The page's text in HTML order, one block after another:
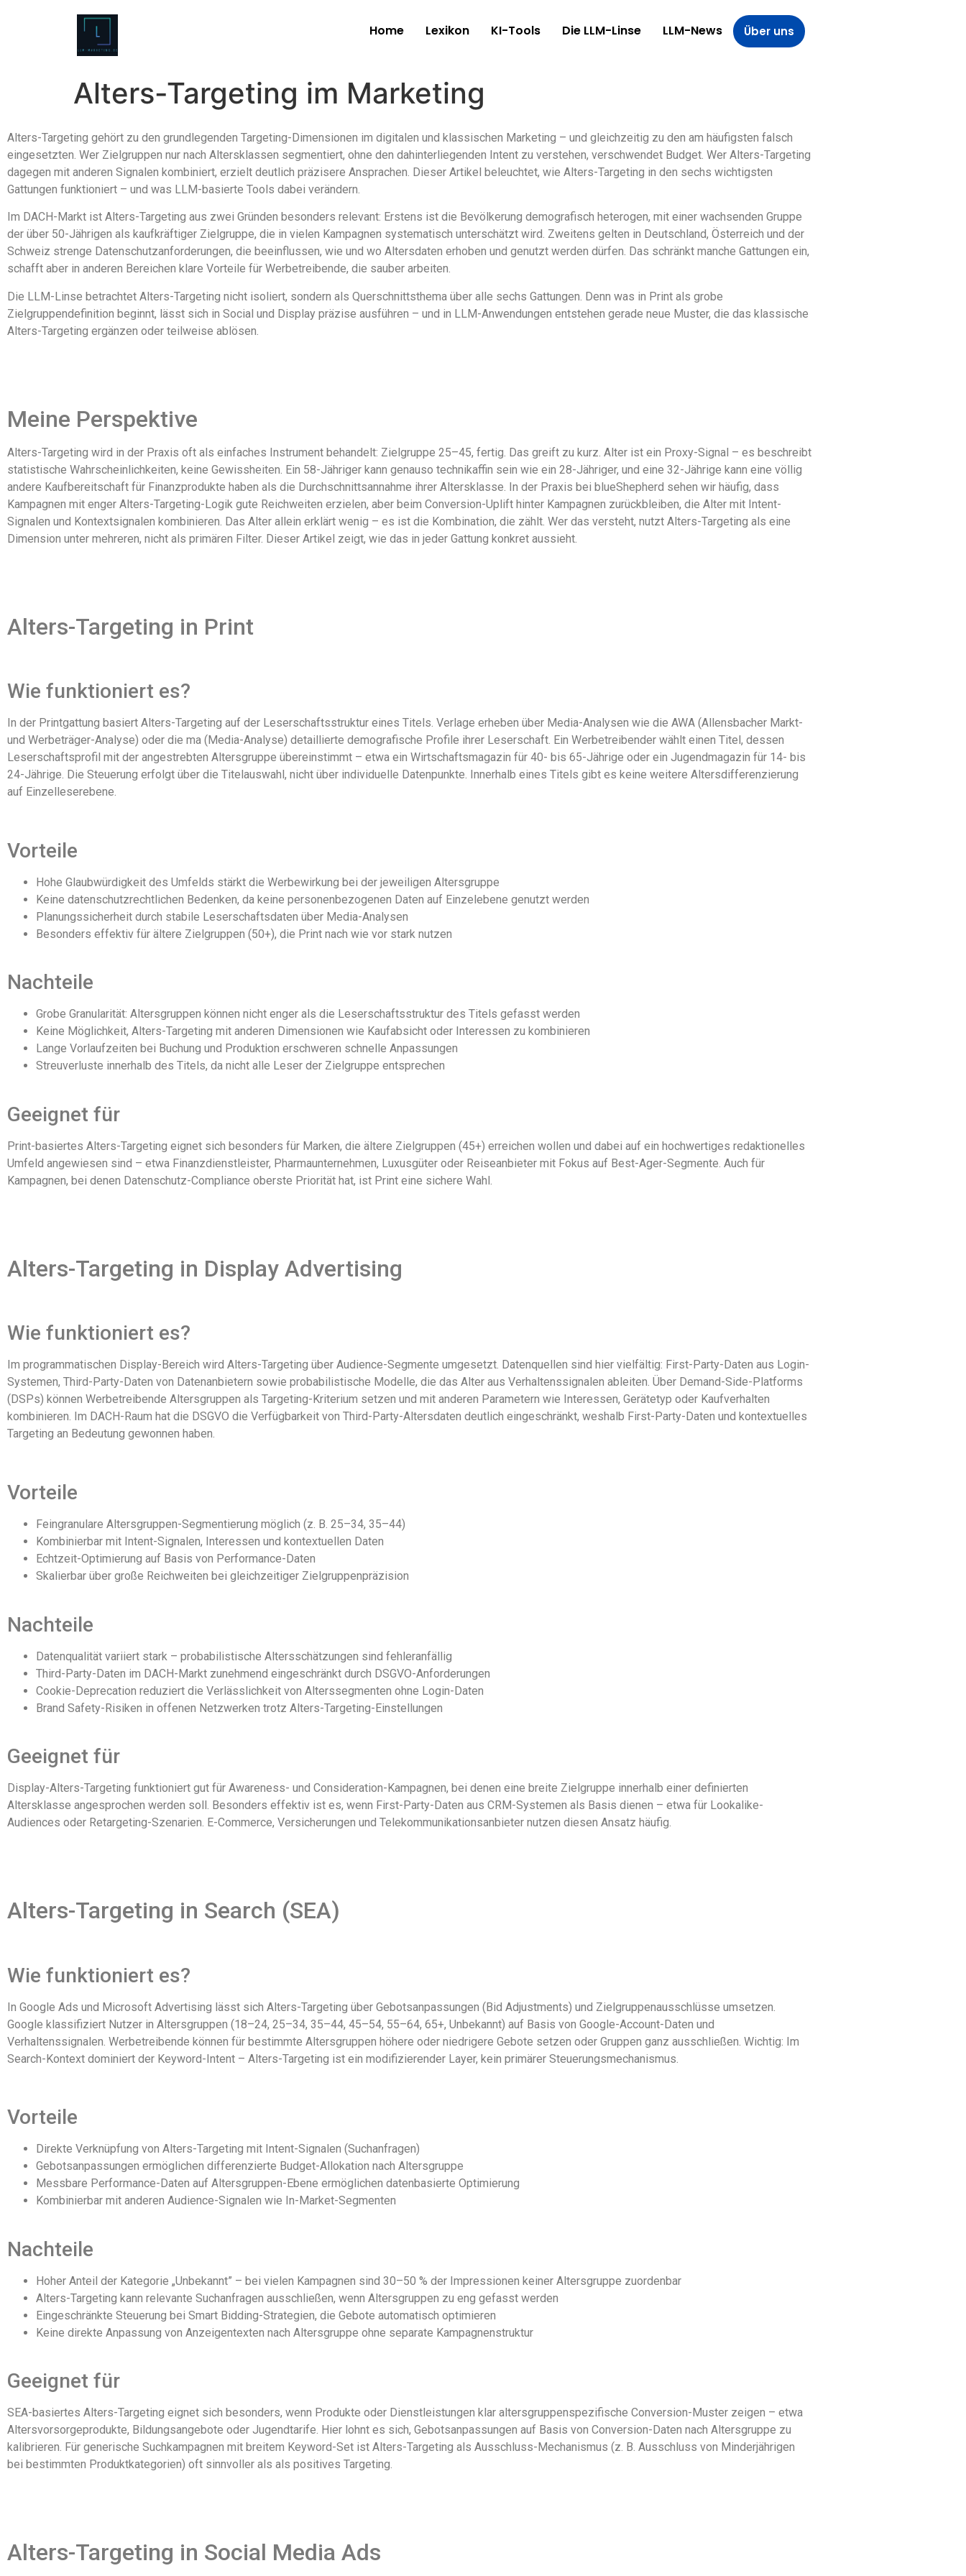
Home Lexikon KI-Tools Die LLM-Linse LLM-News Über uns
Alters-Targeting im Marketing
Alters-Targeting gehört zu den grundlegenden Targeting-Dimensionen im digitalen und klassischen Marketing – und gleichzeitig zu den am häufigsten falsch
eingesetzten. Wer Zielgruppen nur nach Altersklassen segmentiert, ohne den dahinterliegenden Intent zu verstehen, verschwendet Budget. Wer Alters-Targeting
dagegen mit anderen Signalen kombiniert, erzielt deutlich präzisere Ansprachen. Dieser Artikel beleuchtet, wie Alters-Targeting in den sechs wichtigsten
Gattungen funktioniert – und was LLM-basierte Tools dabei verändern.
Im DACH-Markt ist Alters-Targeting aus zwei Gründen besonders relevant: Erstens ist die Bevölkerung demografisch heterogen, mit einer wachsenden Gruppe
der über 50-Jährigen als kaufkräftiger Zielgruppe, die in vielen Kampagnen systematisch unterschätzt wird. Zweitens gelten in Deutschland, Österreich und der
Schweiz strenge Datenschutzanforderungen, die beeinflussen, wie und wo Altersdaten erhoben und genutzt werden dürfen. Das schränkt manche Gattungen ein,
schafft aber in anderen Bereichen klare Vorteile für Werbetreibende, die sauber arbeiten.
Die LLM-Linse betrachtet Alters-Targeting nicht isoliert, sondern als Querschnittsthema über alle sechs Gattungen. Denn was in Print als grobe
Zielgruppendefinition beginnt, lässt sich in Social und Display präzise ausführen – und in LLM-Anwendungen entstehen gerade neue Muster, die das klassische
Alters-Targeting ergänzen oder teilweise ablösen.
Meine Perspektive
Alters-Targeting wird in der Praxis oft als einfaches Instrument behandelt: Zielgruppe 25–45, fertig. Das greift zu kurz. Alter ist ein Proxy-Signal – es beschreibt
statistische Wahrscheinlichkeiten, keine Gewissheiten. Ein 58-Jähriger kann genauso technikaffin sein wie ein 28-Jähriger, und eine 32-Jährige kann eine völlig
andere Kaufbereitschaft für Finanzprodukte haben als die Durchschnittsannahme ihrer Altersklasse. In der Praxis bei blueShepherd sehen wir häufig, dass
Kampagnen mit enger Alters-Targeting-Logik gute Reichweiten erzielen, aber beim Conversion-Uplift hinter Kampagnen zurückbleiben, die Alter mit Intent-
Signalen und Kontextsignalen kombinieren. Das Alter allein erklärt wenig – es ist die Kombination, die zählt. Wer das versteht, nutzt Alters-Targeting als eine
Dimension unter mehreren, nicht als primären Filter. Dieser Artikel zeigt, wie das in jeder Gattung konkret aussieht.
Alters-Targeting in Print
Wie funktioniert es?
In der Printgattung basiert Alters-Targeting auf der Leserschaftsstruktur eines Titels. Verlage erheben über Media-Analysen wie die AWA (Allensbacher Markt-
und Werbeträger-Analyse) oder die ma (Media-Analyse) detaillierte demografische Profile ihrer Leserschaft. Ein Werbetreibender wählt einen Titel, dessen
Leserschaftsprofil mit der angestrebten Altersgruppe übereinstimmt – etwa ein Wirtschaftsmagazin für 40- bis 65-Jährige oder ein Jugendmagazin für 14- bis
24-Jährige. Die Steuerung erfolgt über die Titelauswahl, nicht über individuelle Datenpunkte. Innerhalb eines Titels gibt es keine weitere Altersdifferenzierung
auf Einzelleserebene.
Vorteile
Hohe Glaubwürdigkeit des Umfelds stärkt die Werbewirkung bei der jeweiligen Altersgruppe
Keine datenschutzrechtlichen Bedenken, da keine personenbezogenen Daten auf Einzelebene genutzt werden
Planungssicherheit durch stabile Leserschaftsdaten über Media-Analysen
Besonders effektiv für ältere Zielgruppen (50+), die Print nach wie vor stark nutzen
Nachteile
Grobe Granularität: Altersgruppen können nicht enger als die Leserschaftsstruktur des Titels gefasst werden
Keine Möglichkeit, Alters-Targeting mit anderen Dimensionen wie Kaufabsicht oder Interessen zu kombinieren
Lange Vorlaufzeiten bei Buchung und Produktion erschweren schnelle Anpassungen
Streuverluste innerhalb des Titels, da nicht alle Leser der Zielgruppe entsprechen
Geeignet für
Print-basiertes Alters-Targeting eignet sich besonders für Marken, die ältere Zielgruppen (45+) erreichen wollen und dabei auf ein hochwertiges redaktionelles
Umfeld angewiesen sind – etwa Finanzdienstleister, Pharmaunternehmen, Luxusgüter oder Reiseanbieter mit Fokus auf Best-Ager-Segmente. Auch für
Kampagnen, bei denen Datenschutz-Compliance oberste Priorität hat, ist Print eine sichere Wahl.
Alters-Targeting in Display Advertising
Wie funktioniert es?
Im programmatischen Display-Bereich wird Alters-Targeting über Audience-Segmente umgesetzt. Datenquellen sind hier vielfältig: First-Party-Daten aus Login-
Systemen, Third-Party-Daten von Datenanbietern sowie probabilistische Modelle, die das Alter aus Verhaltenssignalen ableiten. Über Demand-Side-Platforms
(DSPs) können Werbetreibende Altersgruppen als Targeting-Kriterium setzen und mit anderen Parametern wie Interessen, Gerätetyp oder Kaufverhalten
kombinieren. Im DACH-Raum hat die DSGVO die Verfügbarkeit von Third-Party-Altersdaten deutlich eingeschränkt, weshalb First-Party-Daten und kontextuelles
Targeting an Bedeutung gewonnen haben.
Vorteile
Feingranulare Altersgruppen-Segmentierung möglich (z. B. 25–34, 35–44)
Kombinierbar mit Intent-Signalen, Interessen und kontextuellen Daten
Echtzeit-Optimierung auf Basis von Performance-Daten
Skalierbar über große Reichweiten bei gleichzeitiger Zielgruppenpräzision
Nachteile
Datenqualität variiert stark – probabilistische Altersschätzungen sind fehleranfällig
Third-Party-Daten im DACH-Markt zunehmend eingeschränkt durch DSGVO-Anforderungen
Cookie-Deprecation reduziert die Verlässlichkeit von Alterssegmenten ohne Login-Daten
Brand Safety-Risiken in offenen Netzwerken trotz Alters-Targeting-Einstellungen
Geeignet für
Display-Alters-Targeting funktioniert gut für Awareness- und Consideration-Kampagnen, bei denen eine breite Zielgruppe innerhalb einer definierten
Altersklasse angesprochen werden soll. Besonders effektiv ist es, wenn First-Party-Daten aus CRM-Systemen als Basis dienen – etwa für Lookalike-
Audiences oder Retargeting-Szenarien. E-Commerce, Versicherungen und Telekommunikationsanbieter nutzen diesen Ansatz häufig.
Alters-Targeting in Search (SEA)
Wie funktioniert es?
In Google Ads und Microsoft Advertising lässt sich Alters-Targeting über Gebotsanpassungen (Bid Adjustments) und Zielgruppenausschlüsse umsetzen.
Google klassifiziert Nutzer in Altersgruppen (18–24, 25–34, 35–44, 45–54, 55–64, 65+, Unbekannt) auf Basis von Google-Account-Daten und
Verhaltenssignalen. Werbetreibende können für bestimmte Altersgruppen höhere oder niedrigere Gebote setzen oder Gruppen ganz ausschließen. Wichtig: Im
Search-Kontext dominiert der Keyword-Intent – Alters-Targeting ist ein modifizierender Layer, kein primärer Steuerungsmechanismus.
Vorteile
Direkte Verknüpfung von Alters-Targeting mit Intent-Signalen (Suchanfragen)
Gebotsanpassungen ermöglichen differenzierte Budget-Allokation nach Altersgruppe
Messbare Performance-Daten auf Altersgruppen-Ebene ermöglichen datenbasierte Optimierung
Kombinierbar mit anderen Audience-Signalen wie In-Market-Segmenten
Nachteile
Hoher Anteil der Kategorie „Unbekannt” – bei vielen Kampagnen sind 30–50 % der Impressionen keiner Altersgruppe zuordenbar
Alters-Targeting kann relevante Suchanfragen ausschließen, wenn Altersgruppen zu eng gefasst werden
Eingeschränkte Steuerung bei Smart Bidding-Strategien, die Gebote automatisch optimieren
Keine direkte Anpassung von Anzeigentexten nach Altersgruppe ohne separate Kampagnenstruktur
Geeignet für
SEA-basiertes Alters-Targeting eignet sich besonders, wenn Produkte oder Dienstleistungen klar altersgruppenspezifische Conversion-Muster zeigen – etwa
Altersvorsorgeprodukte, Bildungsangebote oder Jugendtarife. Hier lohnt es sich, Gebotsanpassungen auf Basis von Conversion-Daten nach Altersgruppe zu
kalibrieren. Für generische Suchkampagnen mit breitem Keyword-Set ist Alters-Targeting als Ausschluss-Mechanismus (z. B. Ausschluss von Minderjährigen
bei bestimmten Produktkategorien) oft sinnvoller als als positives Targeting.
Alters-Targeting in Social Media Ads